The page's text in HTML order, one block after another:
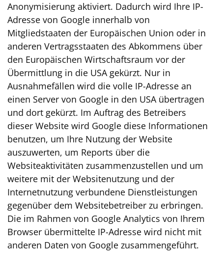
Anonymisierung aktiviert. Dadurch wird Ihre IP-
Adresse von Google innerhalb von
Mitgliedstaaten der Europäischen Union oder in
anderen Vertragsstaaten des Abkommens über
den Europäischen Wirtschaftsraum vor der
Übermittlung in die USA gekürzt. Nur in
Ausnahmefällen wird die volle IP-Adresse an
einen Server von Google in den USA übertragen
und dort gekürzt. Im Auftrag des Betreibers
dieser Website wird Google diese Informationen
benutzen, um Ihre Nutzung der Website
auszuwerten, um Reports über die
Websiteaktivitäten zusammenzustellen und um
weitere mit der Websitenutzung und der
Internetnutzung verbundene Dienstleistungen
gegenüber dem Websitebetreiber zu erbringen.
Die im Rahmen von Google Analytics von Ihrem
Browser übermittelte IP-Adresse wird nicht mit
anderen Daten von Google zusammengeführt.